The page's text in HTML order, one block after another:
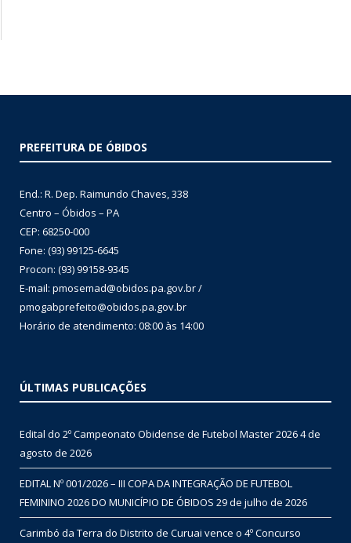
PREFEITURA DE ÓBIDOS
End.: R. Dep. Raimundo Chaves, 338
Centro – Óbidos – PA
CEP: 68250-000
Fone: (93) 99125-6645
Procon: (93) 99158-9345
E-mail: pmosemad@obidos.pa.gov.br /
pmogabprefeito@obidos.pa.gov.br
Horário de atendimento: 08:00 às 14:00
ÚLTIMAS PUBLICAÇÕES
Edital do 2º Campeonato Obidense de Futebol Master 20264 de
agosto de 2026
EDITAL Nº 001/2026 – III COPA DA INTEGRAÇÃO DE FUTEBOL
FEMININO 2026 DO MUNICÍPIO DE ÓBIDOS 29 de julho de 2026
Carimbó da Terra do Distrito de Curuai vence o 4º Concurso